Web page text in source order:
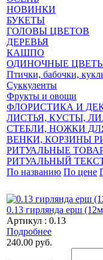
НОВИНКИ
БУКЕТЫ
ГОЛОВЫ ЦВЕТОВ
ДЕРЕВЬЯ
КАШПО
ОДИНОЧНЫЕ
Птички, бабочки,
Суккуленты
Фрукты и овощи
ФЛОРИСТИКА И
ЛИСТЬЯ, КУСТЫ,
СТЕБЛИ, НОЖКИ
ВЕНКИ, КОРЗИНЫ
РИТУАЛЬНЫЕ
РИТУАЛЬНЫЙ
По названию По цене
0.13 гирлянда ерш
Артикул : 0.13
Подробнее
240.00 руб.